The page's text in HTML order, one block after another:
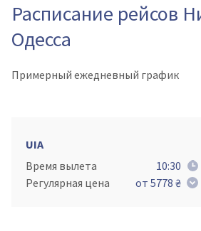
Расписание рейсов
Одесса
Примерный ежедневный график
UIA
Время вылета
10:30
Регулярная цена
от 5778 ₴